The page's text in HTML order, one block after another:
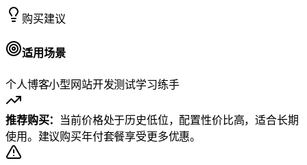
购买建议
适用场景
个人博客小型网站开发测试学习练手
推荐购买：
当前价格处于历史低位，配置性价比高，适合长期
使用。建议购买年付套餐享受更多优惠。